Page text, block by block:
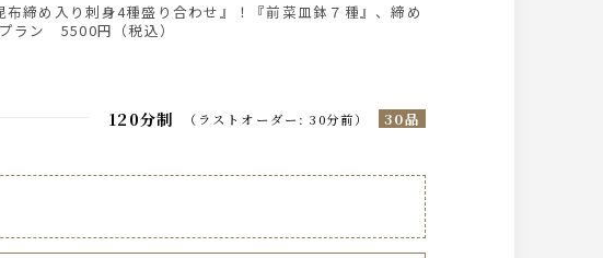
締め入り刺身4種盛り合わせ』！『前菜皿鉢７種』、締め
ラン 5500円（税込）
120分制 （ ラストオーダー: 30分前） 30品